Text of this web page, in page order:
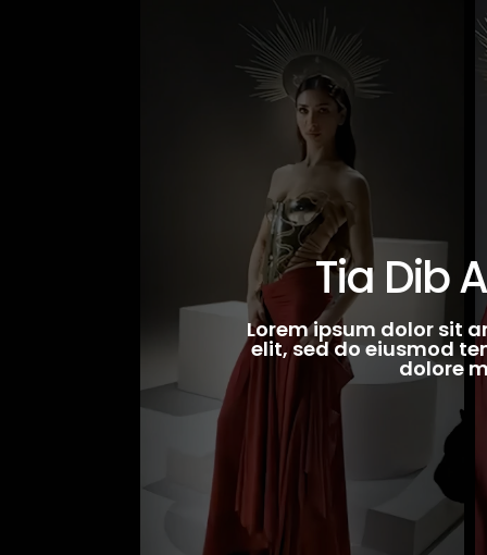
Lorem ipsum dolor sit
elit, sed do eiusmod
dolore
Tia Dib